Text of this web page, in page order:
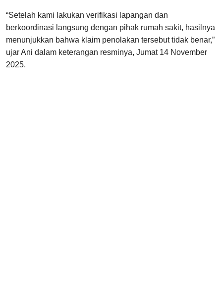
“Setelah kami lakukan verifikasi lapangan dan
berkoordinasi langsung dengan pihak rumah sakit, hasilnya
menunjukkan bahwa klaim penolakan tersebut tidak benar,”
ujar Ani dalam keterangan resminya, Jumat 14 November
2025.